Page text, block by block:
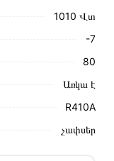
BGAC/I-T24
վավեր են և
պատվերը և
տեղադրելը,
1010 Վտ
-7
80
Առկա է
R410A
չափսեր